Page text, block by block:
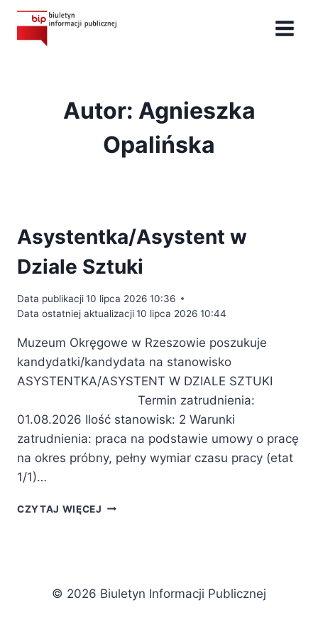
Przejdź
Autor: Agnieszka
Opalińska
Asystentka/Asystent w
Dziale Sztuki
Data publikacji10 lipca 2026 10:36
Data ostatniej aktualizacji10 lipca 2026 10:44
Muzeum Okręgowe w Rzeszowie poszukuje
kandydatki/kandydata na stanowisko
ASYSTENTKA/ASYSTENT W DZIALE SZTUKI
Termin zatrudnienia:
01.08.2026 Ilość stanowisk: 2 Warunki
zatrudnienia: praca na podstawie umowy o pracę
na okres próbny, pełny wymiar czasu pracy (etat
1/1)…
CZYTAJ WIĘCEJ ASYSTENTKA/ASYSTENT
© 2026 Biuletyn Informacji Publicznej